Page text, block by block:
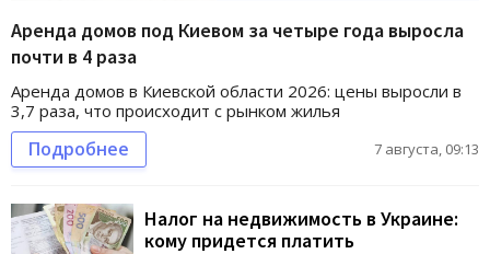
Аренда домов под Киевом за четыре года выросла
почти в 4 раза
Аренда домов в Киевской области 2026: цены выросли в
3,7 раза, что происходит с рынком жилья
Подробнее 7 августа, 09:13
Налог на недвижимость в Украине:
кому придется платить